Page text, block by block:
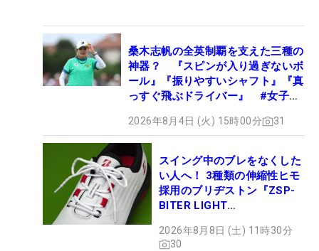
桑木志帆の全英制覇を支えた三種の
神器？ 『スピンが入り過ぎないボ
ール』『振りやすいシャフト』『真
っすぐ飛ぶドライバー』 #女子プ
2026年8月4日 (火) 15時00分 31
スイング中のブレをなくした
い人へ！ 3種類の伸縮性ヒモ
採用のブリヂストン『ZSP-
BITER LIGHT
ュー
2026年8月8日 (土) 11時30分
30